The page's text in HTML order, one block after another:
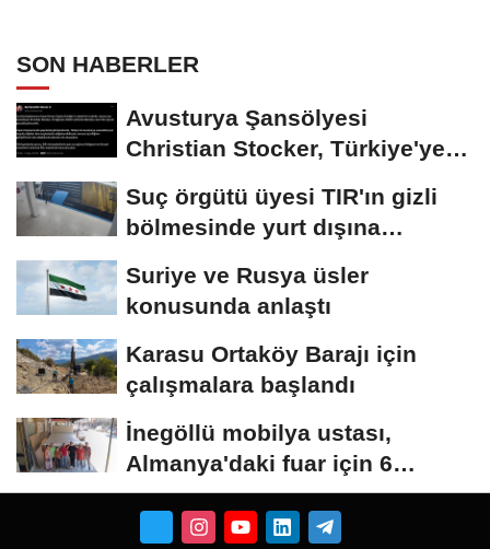
SON HABERLER
Avusturya Şansölyesi
Christian Stocker, Türkiye'ye
Suç örgütü üyesi TIR'ın gizli
bölmesinde yurt dışına
Suriye ve Rusya üsler
konusunda anlaştı
Karasu Ortaköy Barajı için
çalışmalara başlandı
İnegöllü mobilya ustası,
Almanya'daki fuar için 6
metrelik yatak...